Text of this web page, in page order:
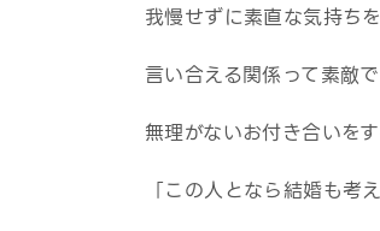
我慢せずに素直な気持ち
言い合える関係って素敵で
無理がないお付き合いを
「この人となら結婚も考